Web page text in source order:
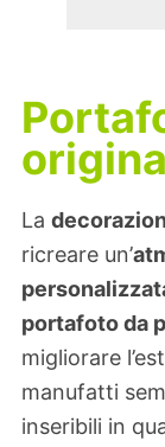
La
ricreare un’
portafoto da
migliorare
manufatti
inseribili in